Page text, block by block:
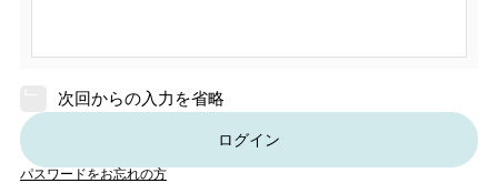
次回からの入力を省略
ログイン
パスワードをお忘れの方